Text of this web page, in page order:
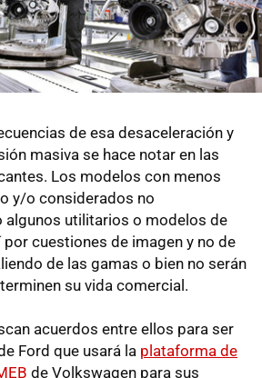
de esa desaceleración y
masiva se hace notar en las
Los modelos con menos
y/o considerados no
utilitarios o modelos de
por cuestiones de imagen y no de
de las gamas o bien no serán
su vida comercial.
acuerdos entre ellos para ser
Ford que usará la plataforma de
de Volkswagen para sus